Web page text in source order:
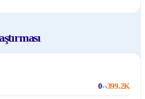
0vs399.2K